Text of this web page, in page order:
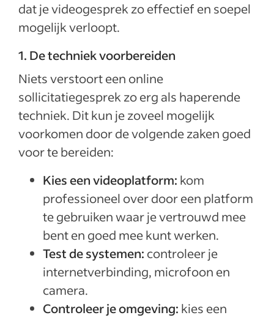
dat je videogesprek zo effectief en soepel
mogelijk verloopt.
1. De techniek voorbereiden
Niets verstoort een online
sollicitatiegesprek zo erg als haperende
techniek. Dit kun je zoveel mogelijk
voorkomen door de volgende zaken goed
voor te bereiden:
Kies een videoplatform: kom
professioneel over door een platform
te gebruiken waar je vertrouwd mee
bent en goed mee kunt werken.
Test de systemen: controleer je
internetverbinding, microfoon en
camera.
Controleer je omgeving: kies een